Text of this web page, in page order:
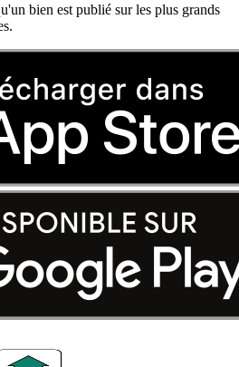
bien est publié sur les plus grands